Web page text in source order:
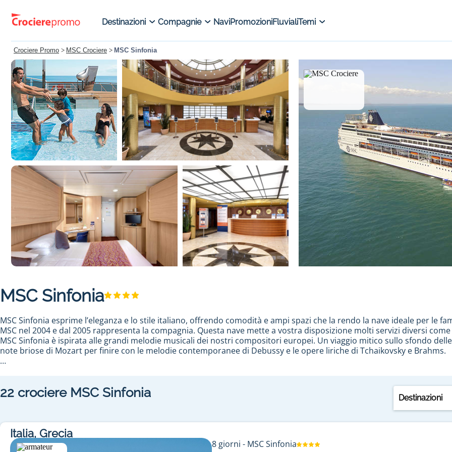
Destinazioni Compagnie NaviPromozioniFluvialiTemi
Crociere Promo > MSC Crociere > MSC Sinfonia
MSC Sinfonia
MSC Sinfonia esprime l’eleganza e lo stile italiano, offrendo comodità e ampi spazi che la rendo la nave ideale per le
MSC nel 2004 e dal 2005 rappresenta la compagnia. Questa nave mette a vostra disposizione molti servizi diversi
MSC Sinfonia è ispirata alle grandi melodie musicali dei nostri compositori europei. Un viaggio mitico sullo sfondo
note briose di Mozart per finire con le melodie contemporanee di Debussy e le opere liriche di Tchaikovsky e Brahms.
naviga al largo delle coste europee dal 2005. Tra i suoi viaggi si contano
, alle Baleari, in Italia e in
Altri itinerari in programma prevedono un'estensione del viaggio oltre le porte del Mediterraneo verso le isole Canarie
, le animazioni non mancano mai, cosi come l’impeccabile servizio di bordo,
di moltissimi divertimenti notturni o passare dei momenti in allegria nei ristoranti, bar, casinò, aree sportive o club
crociere low cost MSC Sinfonia
indimenticabile durante una crociera sulla MSC Sinfonia. 700 membri dell’equipaggio sono a completa disposizione
22 crociere MSC Sinfonia Destinazioni
Italia, Grecia
8 giorni - MSC Sinfonia